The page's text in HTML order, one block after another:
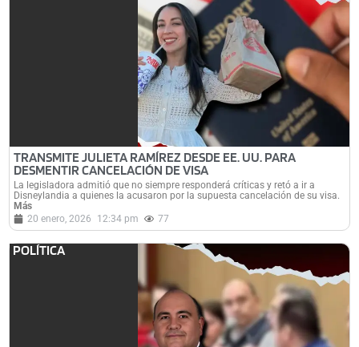
TRANSMITE JULIETA RAMÍREZ DESDE EE. UU. PARA
DESMENTIR CANCELACIÓN DE VISA
La legisladora admitió que no siempre responderá críticas y retó a ir a
Disneylandia a quienes la acusaron por la supuesta cancelación de su visa.
Más
20 enero, 2026
12:34 pm 77
POLÍTICA